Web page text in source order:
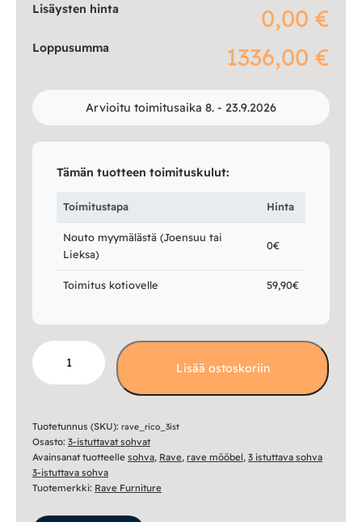
Lisäysten hinta 0,00 €
Loppusumma 1336,00 €
Arvioitu toimitusaika 8. - 23.9.2026
Tämän tuotteen toimituskulut:
Toimitustapa Hinta
Nouto myymälästä (Joensuu tai
Lieksa)
0€
Toimitus kotiovelle 59,90€
Rico
3
istuttava
määrä
Lisää ostoskoriin
Tuotetunnus (SKU): rave_rico_3ist
Osasto: 3-istuttavat sohvat
Avainsanat tuotteelle sohva, Rave, rave mööbel, 3 istuttava sohva
3-istuttava sohva
Tuotemerkki: Rave Furniture